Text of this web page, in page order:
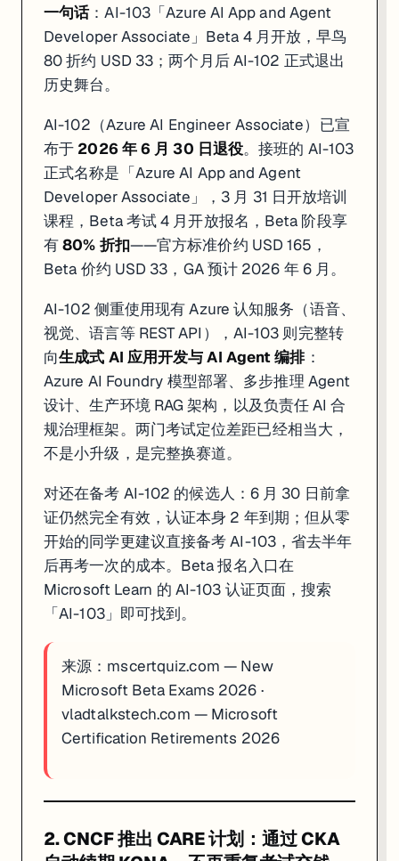
OCR + ASR 文本提取 ：把 PDF 图表和会议录音转成 LLM 可直
：对视频逐帧生成带时间戳的文
Multimodal RAG 管道：跨幻灯片、音频、视频内容的多模态检
整个 Short Course 完全免费、无需绑卡，典型完成时长 1-2 小时，
2. AWS + Udacity AI & ML Scholars 2026（全额，0 元）
：想系统入门 AI/ML 但没有编程基础、或负担不起 Udacity
见上方认证动态第 3 条，重点提醒：报名截止6 月 24 日 ，Challenge
3. AWS Skill Builder 免费层：1000+ 自学课程，含 GenAI
：正在备考 AWS 认证、或需要利用碎片时间补知识点的工程师
AWS Skill Builder 免费层目前提供超过 1,000 个自助学习资源，其中几
AWS Cloud Practitioner Essentials：Foundation 级，约 6 小
Generative AI Essentials on AWS ：新增模块，约 2 小时，免
各服务专项 Deep Dive：每个 10-30 分钟，适合针对性补漏
登录需要 AWS 账户（免费注册）。付费 Individual 订阅 USD 29/月
4. Coursera：270+ 完全免费课程（无需绑卡，含评分作业）
Coursera 目前仍维护超过 270 门「Full Course, No Certificate」免费
Coursera Plus 当前有 40% 折扣促销（具体截止日期以官网为准），
三、JR Academy 学员行动建议
Kubernetes 持有者检查自动续期 ：登录 Linux Foundation 账户
数据工程师今天 2 小时任务：直接打开learn.deeplearning.ai
AWS 零基础入门者：在 6 月 24 日前去udacity.com/
一句话：AI-103「Azure AI App and Agent
Developer Associate」Beta 4 月开放，早鸟
80 折约 USD 33；两个月后 AI-102 正式退出
历史舞台。
AI-102（Azure AI Engineer Associate）已宣
布于 2026 年 6 月 30 日退役。接班的 AI-103
正式名称是「Azure AI App and Agent
Developer Associate」，3 月 31 日开放培训
课程，Beta 考试 4 月开放报名，Beta 阶段享
有80% 折扣——官方标准价约 USD 165，
Beta 价约 USD 33，GA 预计 2026 年 6 月。
AI-102 侧重使用现有 Azure 认知服务（语音、
视觉、语言等 REST API），AI-103 则完整转
向生成式 AI 应用开发与 AI Agent 编排：
Azure AI Foundry 模型部署、多步推理 Agent
设计、生产环境 RAG 架构，以及负责任 AI 合
规治理框架。两门考试定位差距已经相当大，
不是小升级，是完整换赛道。
对还在备考 AI-102 的候选人：6 月 30 日前拿
证仍然完全有效，认证本身 2 年到期；但从零
开始的同学更建议直接备考 AI-103，省去半年
后再考一次的成本。Beta 报名入口在
Microsoft Learn 的 AI-103 认证页面，搜索
「AI-103」即可找到。
来源： mscertquiz.com — New
Microsoft Beta Exams 2026 ·
vladtalkstech.com — Microsoft
Certification Retirements 2026
2. CNCF 推出 CARE 计划：通过 CKA